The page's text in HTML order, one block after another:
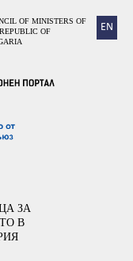
EN
OF MINISTERS OF
OF
ЗА
В